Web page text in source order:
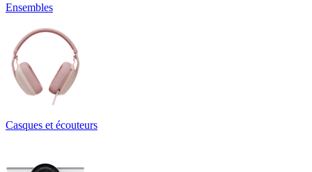
Ensembles
Casques et écouteurs